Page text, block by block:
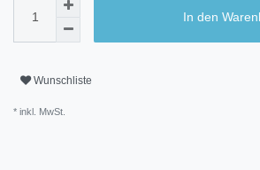
In den
Wunschliste
* inkl. MwSt.